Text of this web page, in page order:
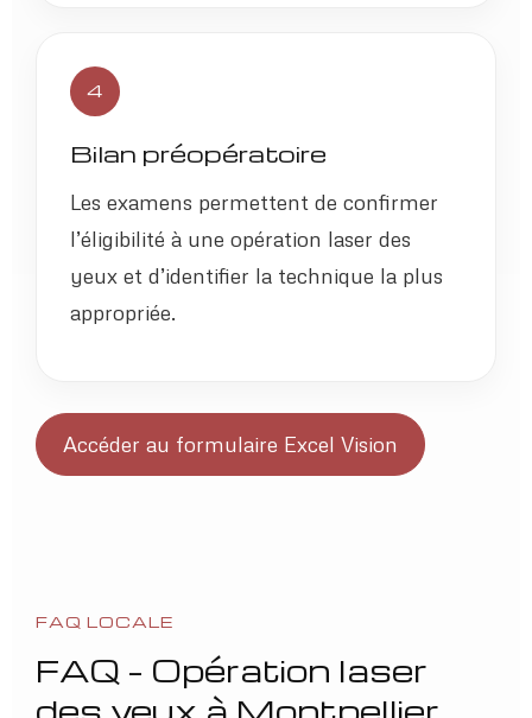
4
Bilan préopératoire
Les examens permettent de confirmer
l’éligibilité à une opération laser des
yeux et d’identifier la technique la plus
appropriée.
Accéder au formulaire Excel Vision
FAQ LOCALE
FAQ – Opération laser
des yeux à Montpellier